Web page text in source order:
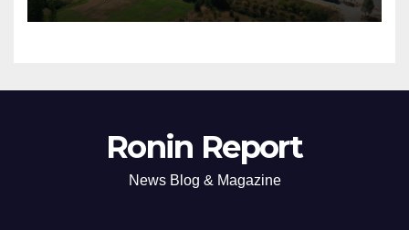
Ronin Report
News Blog & Magazine